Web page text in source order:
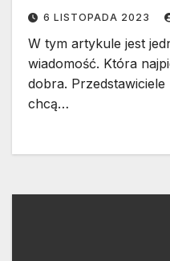
6 LISTOPADA 2023
W tym artykule jest
wiadomość. Która
dobra.
chcą…